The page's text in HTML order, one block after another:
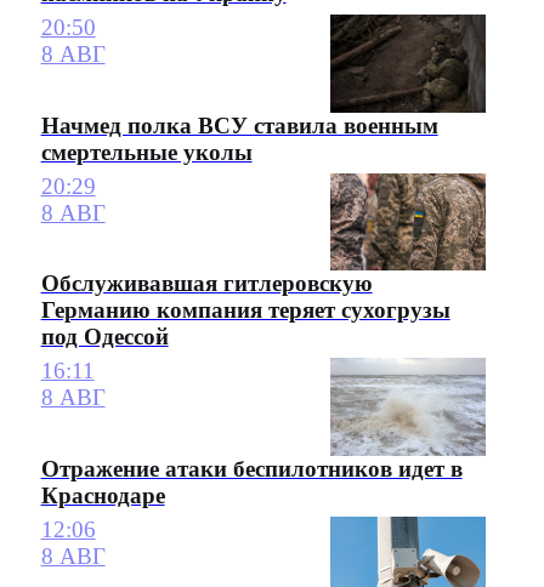
20:50
8 АВГ
Начмед полка ВСУ ставила военным
смертельные уколы
20:29
8 АВГ
Обслуживавшая гитлеровскую
Германию компания теряет сухогрузы
под Одессой
16:11
8 АВГ
Отражение атаки беспилотников идет в
Краснодаре
12:06
8 АВГ